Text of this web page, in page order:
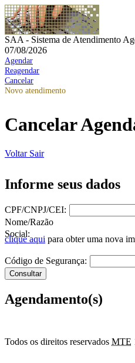
SAA - Sistema de Atendimento
07/08/2026
Agendar
Reagendar
Cancelar
Novo atendimento
Cancelar
Voltar Sair
Informe seus dados
CPF/CNPJ/CEI:
Nome/Razão
Social:
clique aqui para obter uma nova
Código de Segurança:
Agendamento(s)
Todos os direitos reservados MTE